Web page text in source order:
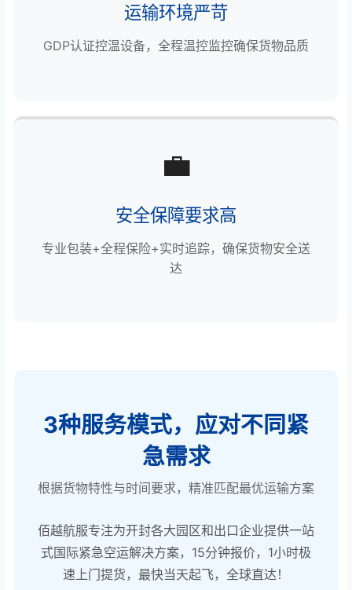
运输环境严苛
GDP认证控温设备，全程温控监控确保货物品质
💼
安全保障要求高
专业包装+全程保险+实时追踪，确保货物安全送
达
3种服务模式，应对不同紧
急需求
根据货物特性与时间要求，精准匹配最优运输方案
佰越航服专注为开封各大园区和出口企业提供一站
式国际紧急空运解决方案，15分钟报价，1小时极
速上门提货，最快当天起飞，全球直达！